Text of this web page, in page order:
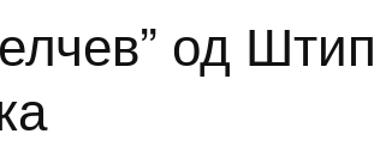
од Штип